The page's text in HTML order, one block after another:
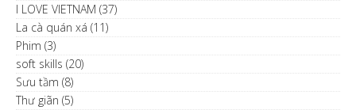
I LOVE VIETNAM (37)
La cà quán xá (11)
Phim (3)
soft skills (20)
Sưu tầm (8)
Thư giãn (5)